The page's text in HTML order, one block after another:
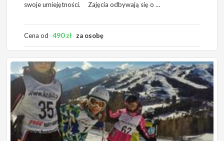
swoje umiejętności. Zajęcia odbywają się o …
Cena od 490zł za osobę